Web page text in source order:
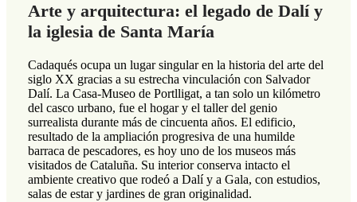
Arte y arquitectura: el legado de Dalí y
la iglesia de Santa María
Cadaqués ocupa un lugar singular en la historia del arte del
siglo XX gracias a su estrecha vinculación con Salvador
Dalí. La Casa-Museo de Portlligat, a tan solo un kilómetro
del casco urbano, fue el hogar y el taller del genio
surrealista durante más de cincuenta años. El edificio,
resultado de la ampliación progresiva de una humilde
barraca de pescadores, es hoy uno de los museos más
visitados de Cataluña. Su interior conserva intacto el
ambiente creativo que rodeó a Dalí y a Gala, con estudios,
salas de estar y jardines de gran originalidad.